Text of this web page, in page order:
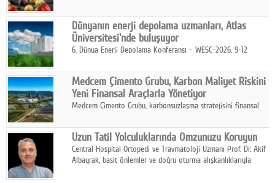
pratik, güvenilir ve lezzetli bir alternatif sunuyor.
Dünyanın enerji depolama uzmanları, Atlas
Üniversitesi'nde buluşuyor
6. Dünya Enerji Depolama Konferansı – WESC-2026, 9-12
sahipliğinde gerçekleştirilecek.
Medcem Çimento Grubu, Karbon Maliyet Riskini
Yeni Finansal Araçlarla Yönetiyor
Medcem Çimento Grubu, karbonsuzlaşma stratejisini finansal
Uzun Tatil Yolculuklarında Omzunuzu Koruyun
Central Hospital Ortopedi ve Travmatoloji Uzmanı Prof. Dr. Akif
Albayrak, basit önlemler ve doğru oturma alışkanlıklarıyla